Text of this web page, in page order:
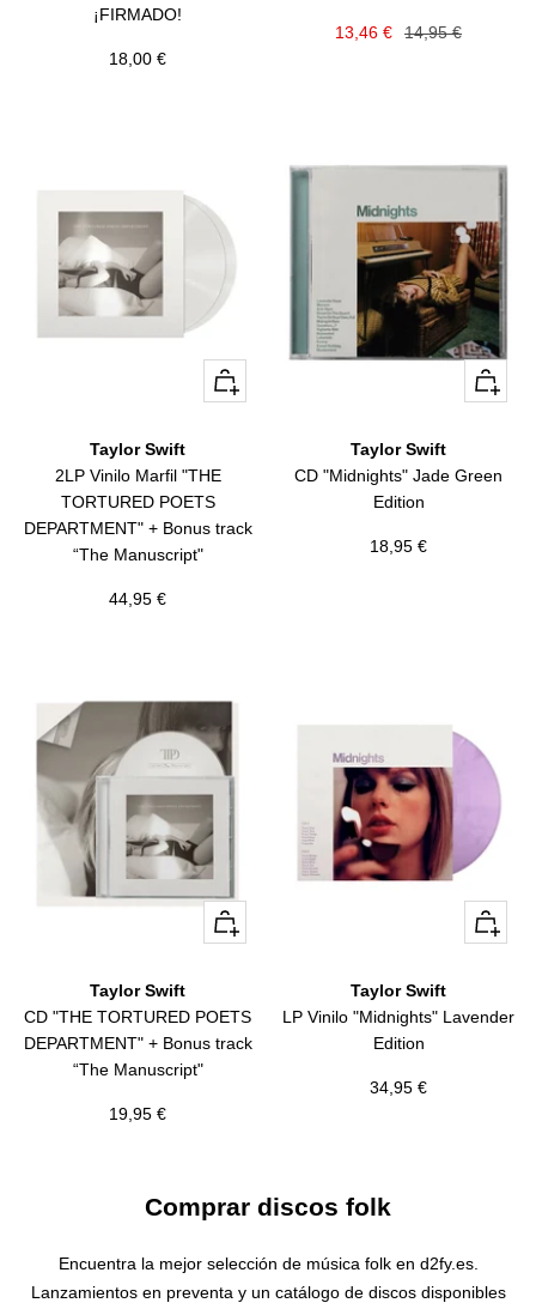
¡FIRMADO!
Precio
18,00 €
Precio
13,46 €
Precio
14,95 €
+
Añadir
Taylor Swift
2LP Vinilo Marfil "THE
TORTURED POETS
DEPARTMENT" + Bonus track
“The Manuscript"
Precio
44,95 €
+
Añadir
Taylor Swift
CD "Midnights" Jade Green
Edition
Precio
18,95 €
+
Añadir
Taylor Swift
CD "THE TORTURED POETS
DEPARTMENT" + Bonus track
“The Manuscript"
Precio
19,95 €
+
Añadir
Taylor Swift
LP Vinilo "Midnights" Lavender
Edition
Precio
34,95 €
Comprar discos folk
Encuentra la mejor selección de música folk en d2fy.es.
Lanzamientos en preventa y un catálogo de discos disponibles